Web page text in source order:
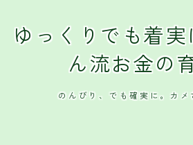
ゆっくりでも着実
ん流お金の
のんびり、でも確実に。カメ